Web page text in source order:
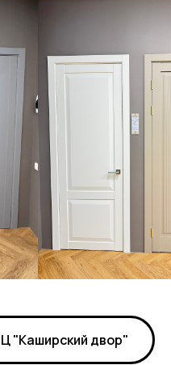
"Каширский двор"